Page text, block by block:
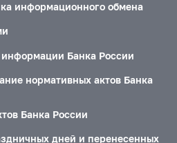
информационного обмена
Банка России
нормативных актов Банка
Банка России
дней и перенесенных